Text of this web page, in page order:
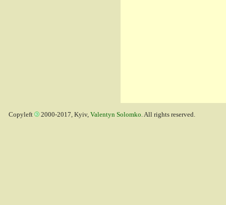
Copyleft 2000-2017, Kyiv, Valentyn Solomko. All rights reserved.